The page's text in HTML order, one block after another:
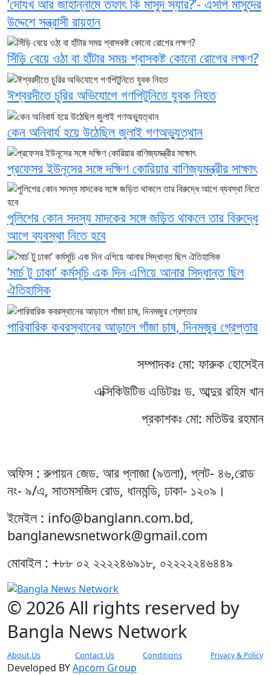
‘দোযখ আর জাহান্নামে তফাৎ কি মাসুদ স্যার?’- এসপি মাসুদের
উদ্দেশে সন্ত্রাসী রায়হান
সিঁড়ি বেয়ে ওঠা বা হাঁটার সময় শ্বাসকষ্ট কোনো রোগের লক্ষণ?
ঈশ্বরদীতে চুরির অভিযোগে গণপিটুনিতে যুবক নিহত
কেন অনিবার্য হয়ে উঠেছিল জুলাই গণঅভ্যুত্থান
প্রফেসর ইউনূসের সঙ্গে দক্ষিণ কোরিয়ার বাণিজ্যমন্ত্রীর সাক্ষাৎ
পুলিশের কোন সদস্য মাদকের সঙ্গে জড়িত থাকলে তার বিরুদ্ধে
আগে ব্যবস্থা নিতে হবে
‘মার্চ টু ঢাকা’ কর্মসূচি এক দিন এগিয়ে আনার সিদ্ধান্ত ছিল
ঐতিহাসিক
পারিবারিক কবরস্থানের আড়ালে গাঁজা চাষ, দিনমজুর গ্রেপ্তার
সম্পাদকঃ মো: ফারুক হোসেইন
এক্সিকিউটিভ এডিটরঃ ড. আব্দুর রহিম খান
প্রকাশকঃ মো: মতিউর রহমান
অফিস : রুপায়ন জেড. আর প্লাজা (৯তলা), প্লট- ৪৬,রোড
নং- ৯/এ, সাতমসজিদ রোড, ধানমন্ডি, ঢাকা- ১২০৯।
ইমেইল : info@banglann.com.bd,
banglanewsnetwork@gmail.com
মোবাইল : +৮৮ ০২ ২২২২৪৬৯১৮, ০২২২২২৪৬৪৪৯
© 2026 All rights reserved by
Bangla News Network
About Us Contact Us Conditions Privacy & Policy
Developed BYApcom Group